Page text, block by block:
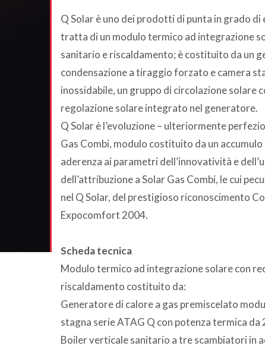
Q Solar è uno dei prodotti di punta in grado
tratta di un modulo termico ad integrazione
sanitario e riscaldamento; è costituito da un
condensazione a tiraggio forzato e camera
inossidabile, un gruppo di circolazione solare
regolazione solare integrato nel generatore.
Q Solar è l’evoluzione – ulteriormente
Gas Combi, modulo costituito da un
aderenza ai parametri dell’innovatività e
dell’attribuzione a Solar Gas Combi, le cui
nel Q Solar, del prestigioso riconoscimento
Expocomfort 2004.
Scheda tecnica
Modulo termico ad integrazione solare con
riscaldamento costituito da:
Generatore di calore a gas premiscelato
stagna serie ATAG Q con potenza termica da
Boiler verticale sanitario a tre scambiatori in